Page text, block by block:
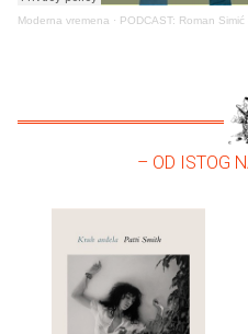
Moderna vremena · PODCAST: Roman
– OD ISTOG